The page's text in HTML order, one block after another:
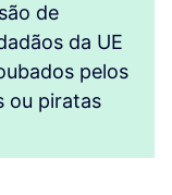
de
da UE
pelos
ou piratas